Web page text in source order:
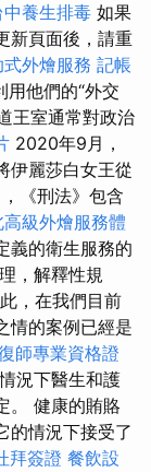
中養生排毒 如果
新頁面後，請重
外燴服務 記帳
他們的“外交
王室通常對政治
2020年9月，
伊麗莎白女王從
《刑法》包含
高級外燴服務體
義的衛生服務的
，解釋性規
，在我們目前
情的案例已經是
師專業資格證
況下醫生和護
。 健康的賄賂
的情況下接受了
拜簽證 餐飲設